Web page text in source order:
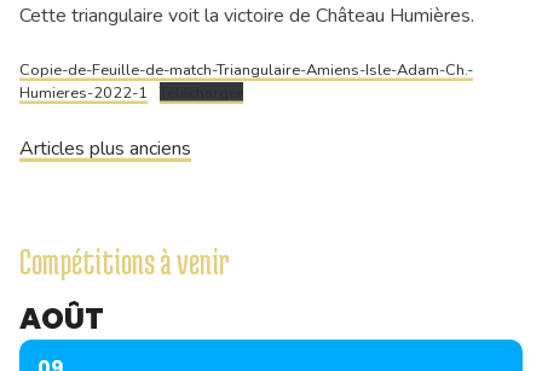
Cette triangulaire voit la victoire de Château Humières.
Copie-de-Feuille-de-match-Triangulaire-Amiens-Isle-Adam-Ch.-
Humieres-2022-1 Télécharger
Navigation
articles
Articles plus anciens
Compétitions à venir
AOÛT